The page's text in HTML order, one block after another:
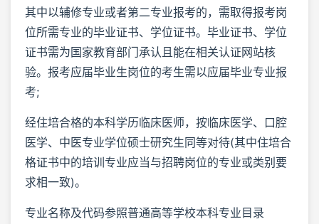
其中以辅修专业或者第二专业报考的，需取得报考岗
位所需专业的毕业证书、学位证书。毕业证书、学位
证书需为国家教育部门承认且能在相关认证网站核
验。报考应届毕业生岗位的考生需以应届毕业专业报
考;
经住培合格的本科学历临床医师，按临床医学、口腔
医学、中医专业学位硕士研究生同等对待(其中住培合
格证书中的培训专业应当与招聘岗位的专业或类别要
求相一致)。
专业名称及代码参照普通高等学校本科专业目录